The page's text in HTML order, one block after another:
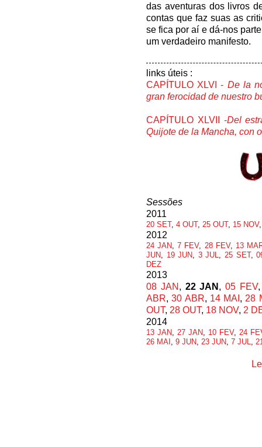
das aventuras dos livros
contas que faz suas as
se fica por aí e dá-nos
um verdadeiro manifesto.
links úteis :
CAPÍTULO XLVI - De la
gran ferocidad de nuestro
CAPÍTULO XLVII -Del
Quijote de la Mancha, con
Sessões
2011
20 SET, 4 OUT, 25 OUT, 15 NOV
2012
24 JAN,7 FEV, 28 FEV, 13
JUN, 19 JUN, 3 JUL, 25 SET,
DEZ
2013
08 JAN , 22 JAN ,05 FEV
ABR,30 ABR, 14 MAI , 28
OUT, 28 OUT, 18 NOV, 2
2014
13 JAN, 27 JAN, 10 FEV, 24
26 MAI , 9 JUN, 23 JUN, 7 JUL,